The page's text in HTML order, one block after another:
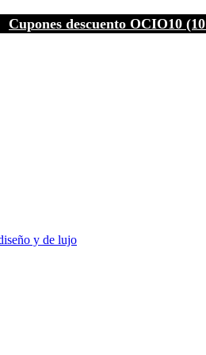
Cupones descuento OCIO10